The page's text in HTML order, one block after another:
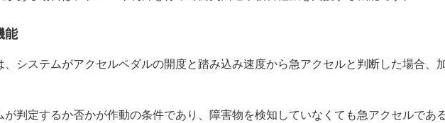
能
システムがアクセルペダルの開度と踏み込み速度から急アクセルと判断した場合、
判定するか否かが作動の条件であり、障害物を検知していなくても急アクセルであ